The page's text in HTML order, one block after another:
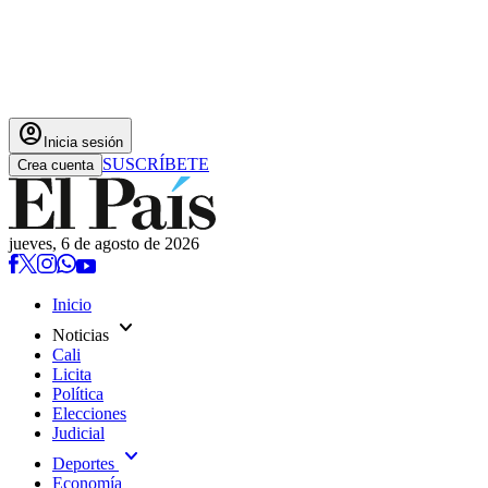
account_circle Inicia sesión
Crea cuenta SUSCRÍBETE
jueves, 6 de agosto de 2026
Inicio
Noticias expand_more
Cali
Licita
Política
Elecciones
Judicial
Deportes expand_more
Economía